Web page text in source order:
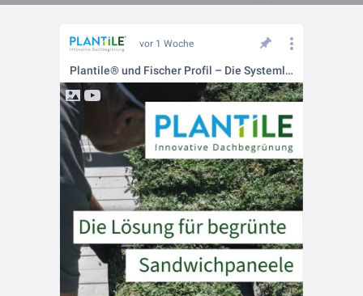
vor 1 Woche
Plantile® und Fischer Profil – Die Systemlösung für begrünte Sandwichpaneele